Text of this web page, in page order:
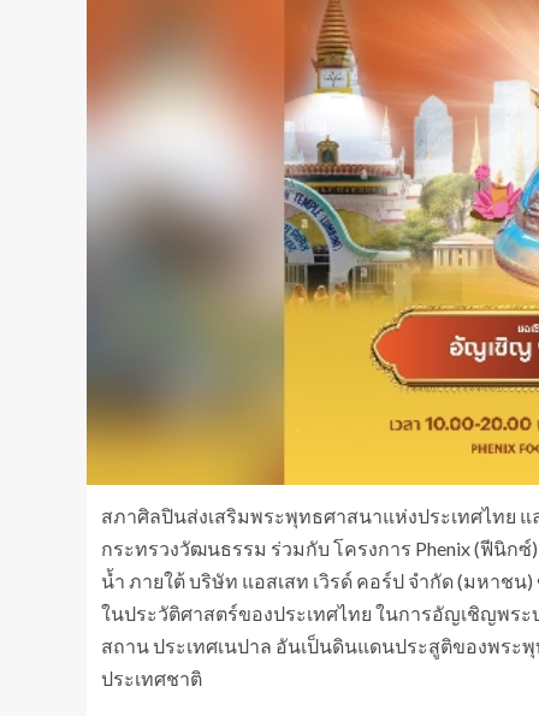
สภาศิลปินส่งเสริมพระพุทธศาสนาแห่งประเทศไทย
กระทรวงวัฒนธรรม ร่วมกับ โครงการ Phenix (ฟีนิก
น้ำ ภายใต้ บริษัท แอสเสท เวิรด์ คอร์ป จำกัด (มหา
ในประวัติศาสตร์ของประเทศไทย ในการอัญเชิญพ
สถาน ประเทศเนปาล อันเป็นดินแดนประสูติของพระ
ประเทศชาติ